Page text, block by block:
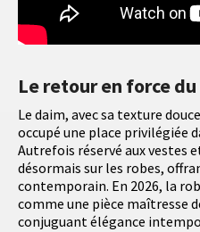
Le retour en force
Le daim, avec sa texture
occupé une place privilégiée
Autrefois réservé aux vestes
désormais sur les robes,
contemporain. En 2026, la
comme une pièce maîtresse
conjuguant élégance